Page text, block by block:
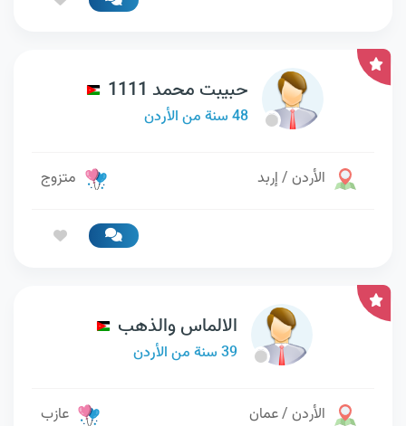
حبيبت محمد 1111
48 سنة من الأردن
الأردن / إربد متزوج
الالماس والذهب
39 سنة من الأردن
الأردن / عمان عازب